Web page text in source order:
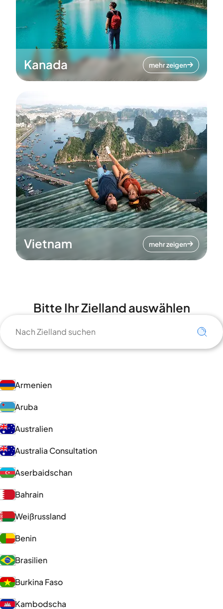
Kanada mehr zeigen
Vietnam mehr zeigen
Bitte Ihr Zielland auswählen
Armenien
Aruba
Australien
Australia Consultation
Aserbaidschan
Bahrain
Weißrussland
Benin
Brasilien
Burkina Faso
Kambodscha